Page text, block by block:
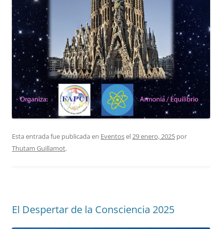
Esta entrada fue publicada en Eventosel29 enero, 2025 por
Thutam Guillamot.
El Despertar de la Consciencia 2025